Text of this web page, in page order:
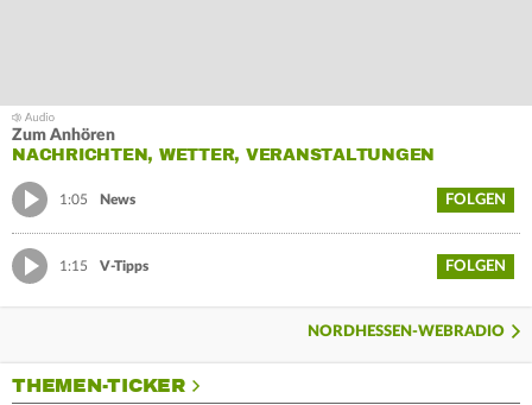
Zum Anhören
NACHRICHTEN, WETTER, VERANSTALTUNGEN
1:05 News FOLGEN
1:15 V-Tipps FOLGEN
NORDHESSEN-WEBRADIO
THEMEN-TICKER